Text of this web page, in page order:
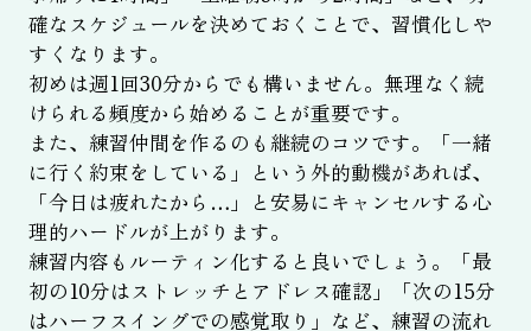
確なスケジュールを決めておくことで、習慣化しや
すくなります。
初めは週1回30分からでも構いません。無理なく続
けられる頻度から始めることが重要です。
また、練習仲間を作るのも継続のコツです。「一緒
に行く約束をしている」という外的動機があれば、
「今日は疲れたから…」と安易にキャンセルする心
理的ハードルが上がります。
練習内容もルーティン化すると良いでしょう。「最
初の10分はストレッチとアドレス確認」「次の15分
はハーフスイングでの感覚取り」など、練習の流れ